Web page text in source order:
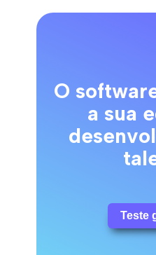
O
a sua
Teste